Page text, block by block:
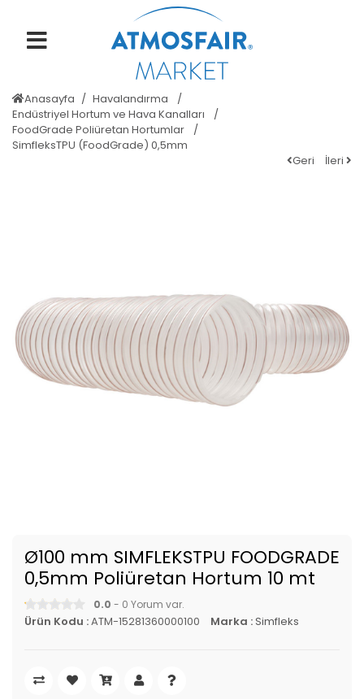
Anasayfa
Havalandırma
Endüstriyel Hortum ve Hava Kanalları
FoodGrade Poliüretan Hortumlar
SimfleksTPU (FoodGrade) 0,5mm
Geri
İleri
Ø100 mm SIMFLEKSTPU FOODGRADE
0,5mm Poliüretan Hortum 10 mt
0.0 - 0 Yorum var.
Ürün Kodu :ATM-15281360000100 Marka :Simfleks